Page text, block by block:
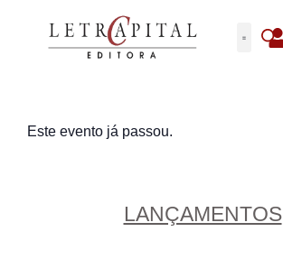
Este evento já passou.
LANÇAMENTOS